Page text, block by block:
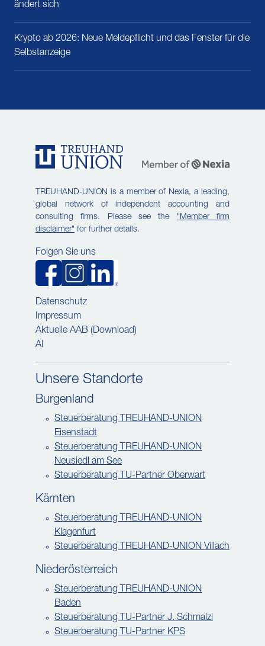
ändert sich
Krypto ab 2026: Neue Meldepflicht und das Fenster für die
Selbstanzeige
TREUHAND-UNION is a member of Nexia, a leading,
global network of independent accounting and
consulting firms. Please see the "Member firm
disclaimer" for further details.
Datenschutz
Impressum
Aktuelle AAB (Download)
AI
Folgen Sie uns
Unsere Standorte
Burgenland
Steuerberatung TREUHAND-UNION
Eisenstadt
Steuerberatung TREUHAND-UNION
Neusiedl am See
Steuerberatung TU-Partner Oberwart
Kärnten
Steuerberatung TREUHAND-UNION
Klagenfurt
Steuerberatung TREUHAND-UNION Villach
Niederösterreich
Steuerberatung TREUHAND-UNION
Baden
Steuerberatung TU-Partner J. Schmalzl
Steuerberatung TU-Partner KPS